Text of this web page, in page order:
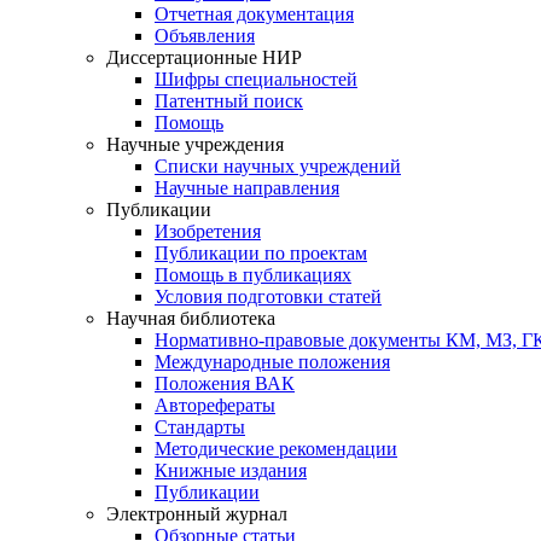
Отчетная документация
Объявления
Диссертационные НИР
Шифры специальностей
Патентный поиск
Помощь
Научные учреждения
Списки научных учреждений
Научные направления
Публикации
Изобретения
Публикации по проектам
Помощь в публикациях
Условия подготовки статей
Научная библиотека
Нормативно-правовые документы КМ, МЗ,
Международные положения
Положения ВАК
Авторефераты
Стандарты
Методические рекомендации
Книжные издания
Публикации
Электронный журнал
Обзорные статьи